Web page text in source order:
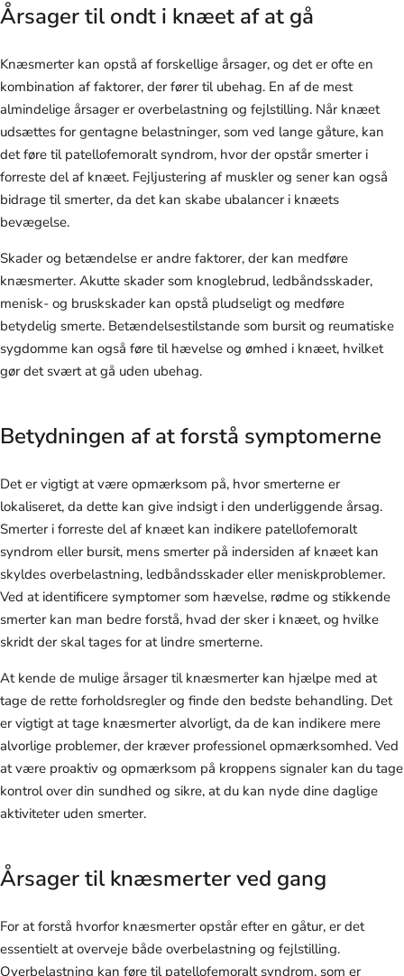
Årsager til ondt i knæet af at gå
Knæsmerter kan opstå af forskellige årsager, og det er ofte en
kombination af faktorer, der fører til ubehag. En af de mest
almindelige årsager er overbelastning og fejlstilling. Når knæet
udsættes for gentagne belastninger, som ved lange gåture, kan
det føre til patellofemoralt syndrom, hvor der opstår smerter i
forreste del af knæet. Fejljustering af muskler og sener kan også
bidrage til smerter, da det kan skabe ubalancer i knæets
bevægelse.
Skader og betændelse er andre faktorer, der kan medføre
knæsmerter. Akutte skader som knoglebrud, ledbåndsskader,
menisk- og bruskskader kan opstå pludseligt og medføre
betydelig smerte. Betændelsestilstande som bursit og reumatiske
sygdomme kan også føre til hævelse og ømhed i knæet, hvilket
gør det svært at gå uden ubehag.
Betydningen af at forstå symptomerne
Det er vigtigt at være opmærksom på, hvor smerterne er
lokaliseret, da dette kan give indsigt i den underliggende årsag.
Smerter i forreste del af knæet kan indikere patellofemoralt
syndrom eller bursit, mens smerter på indersiden af knæet kan
skyldes overbelastning, ledbåndsskader eller meniskproblemer.
Ved at identificere symptomer som hævelse, rødme og stikkende
smerter kan man bedre forstå, hvad der sker i knæet, og hvilke
skridt der skal tages for at lindre smerterne.
At kende de mulige årsager til knæsmerter kan hjælpe med at
tage de rette forholdsregler og finde den bedste behandling. Det
er vigtigt at tage knæsmerter alvorligt, da de kan indikere mere
alvorlige problemer, der kræver professionel opmærksomhed. Ved
at være proaktiv og opmærksom på kroppens signaler kan du tage
kontrol over din sundhed og sikre, at du kan nyde dine daglige
aktiviteter uden smerter.
Årsager til knæsmerter ved gang
For at forstå hvorfor knæsmerter opstår efter en gåtur, er det
essentielt at overveje både overbelastning og fejlstilling.
Overbelastning kan føre til patellofemoralt syndrom, som er